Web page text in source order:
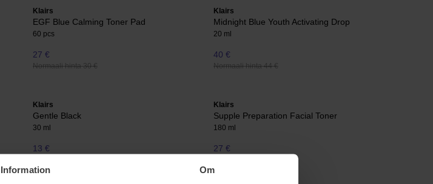
Information Om
Klairs
EGF Blue Calming Toner Pad
60 pcs
27 €
Normaali hinta 30 €
Klairs
Midnight Blue Youth Activating Drop
20 ml
40 €
Normaali hinta 44 €
Klairs
Gentle Black
30 ml
13 €
Klairs
Supple Preparation Facial Toner
180 ml
27 €